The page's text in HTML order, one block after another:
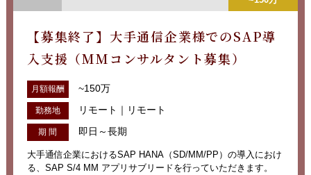
【募集終了】大手通信企業様でのSAP導
入支援（MMコンサルタント募集）
月額報酬 ~150万
勤務地 リモート｜リモート
期 間 即日～長期
大手通信企業におけるSAP HANA（SD/MM/PP）の導入におけ
る、SAP S/4 MM アプリサブリードを行っていただきます。